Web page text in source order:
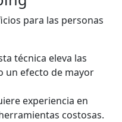
para las personas
técnica eleva las
un efecto de mayor
experiencia en
costosas.